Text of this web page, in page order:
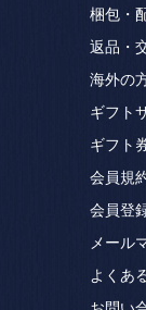
梱包・
返品・
海外の
ギフト
ギフト
会員規
会員登
メール
よくあ